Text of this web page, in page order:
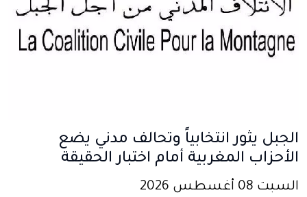
الجبل يثور انتخابياً وتحالف مدني يضع
الأحزاب المغربية أمام اختبار الحقيقة
السبت 08 أغسطس 2026